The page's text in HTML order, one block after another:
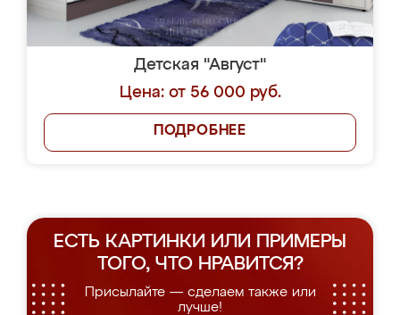
Детская "Август"
Цена: от 56 000 руб.
ПОДРОБНЕЕ
ЕСТЬ КАРТИНКИ ИЛИ ПРИМЕРЫ
ТОГО, ЧТО НРАВИТСЯ?
Присылайте — сделаем также или
лучше!